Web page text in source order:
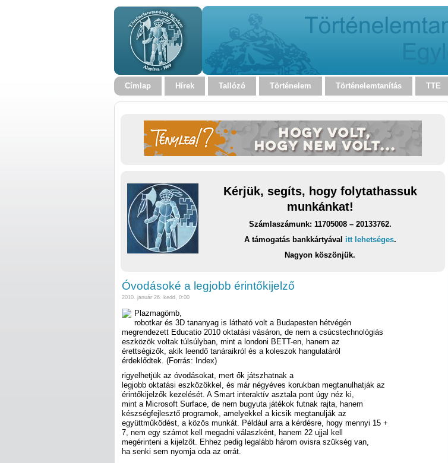
Címlap Hírek Tallózó Történelem Történelemtanítás TTE
Kérjük, segíts, hogy folytathassuk
munkánkat!
Számlaszámunk: 11705008 – 20133762.
A támogatás bankkártyával itt lehetséges.
Nagyon köszönjük.
Óvodásoké a legjobb érintőkijelző
2010. január 26. kedd, 0:00
Plazmagömb,
robotkar és 3D tananyag is látható volt a Budapesten hétvégén
megrendezett Educatio 2010 oktatási vásáron, de nem a csúcstechnológiás
eszközök voltak túlsúlyban, mint a londoni BETT-en, hanem az
érettségizők, akik leendő tanáraikról és a koleszok hangulatáról
érdeklődtek. (Forrás: Index)
rigyelhetjük az óvodásokat, mert ők játszhatnak a
legjobb oktatási eszközökkel, és már négyéves korukban megtanulhatják az
érintőkijelzők kezelését. A Smart interaktív asztala pont úgy néz ki,
mint a Microsoft Surface, de nem bugyuta játékok futnak rajta, hanem
készségfejlesztő programok, amelyekkel a kicsik megtanulják az
együttműködést, a közös munkát. Például arra a kérdésre, hogy mennyi 15 +
7, nem egy számot kell megadni válaszként, hanem 22 ujjal kell
megérinteni a kijelzőt. Ehhez pedig legalább három ovisra szükség van,
ha senki sem nyomja oda az orrát.